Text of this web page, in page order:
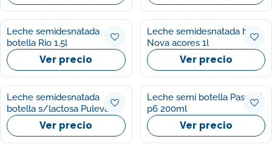
Leche semidesnatada
botella Rio 1.5l
Ver precio
Leche semidesnatada brick
Nova acores 1l
Ver precio
Leche semidesnatada
botella s/lactosa Puleva 1l
Ver precio
Leche semi botella Pascual
p6 200ml
Ver precio